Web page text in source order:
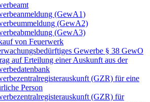
(GewA1)
(GewA2)
(GewA3)
von Feuerwerk
Gewerbe § 38 GewO
auf Erteilung einer Auskunft aus der
(GZR) für eine
Person
(GZR) für